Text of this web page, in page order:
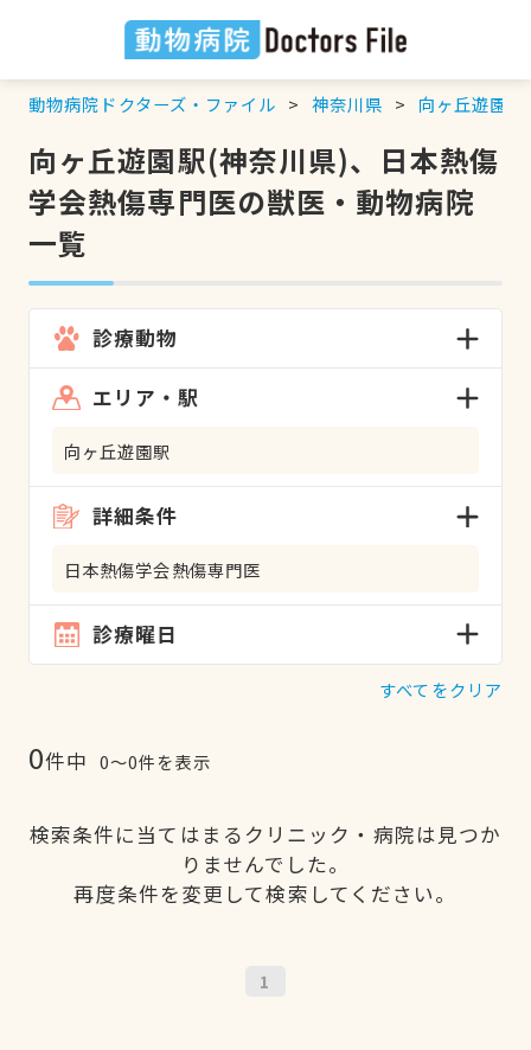
動物病院ドクターズ・ファイル 神奈川県 向ヶ丘遊園駅
向ヶ丘遊園駅(神奈川県)、日本熱傷
学会熱傷専門医の獣医・動物病院
一覧
診療動物
エリア・駅
向ヶ丘遊園駅
詳細条件
日本熱傷学会熱傷専門医
診療曜日
すべてをクリア
0件中 0〜0件を表示
検索条件に当てはまるクリニック・病院は見つか
りませんでした。
再度条件を変更して検索してください。
1